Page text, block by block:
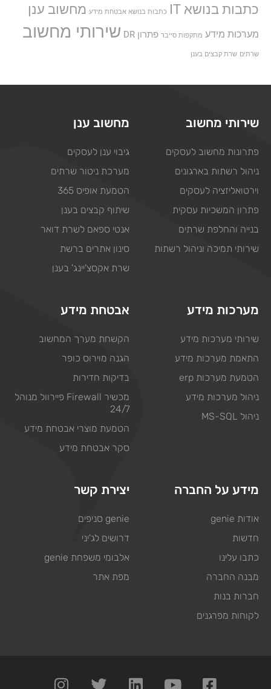
כתבות בנושא IT כתבות בנושא אבטחת מידע מחשוב ענן
מערכות מידע מתקפות סייבר פתרון DR שירותי מחשוב
שרתים שרת קבצים בענן
שירותי מחשוב
פתרונות מחשוב לעסקים
ניהול רשתות בארגונים
וירטואליזציה לעסקים
פתרון המשכיות עסקית
בנייה והחלפת שרתים
שירותי תמיכה וניהול רשתות
מחשוב ענן
גיבוי ענן לעסקים
מערכת ניטור שרתים
הטמעת אופיס 365
שיתוף קבצים בענן
אנטי ספאם לשרת דואר
סינון אתרים ברשת
שרת אקסצ'יינג' בענן
מערכות מידע
שירותי מערכות מידע
התאמת מערכות מידע
הטמעת מערכות erp
ניהול מערכות מידע
ניהול MS-SQL
אבטחת מידע
הקשחת מערך המחשוב
הגנה מוירוס כופר
בדיקות חדירות
מכשיר Firewall פיירוול מנוהל
24/7
הטמעת מוצרי אבטחת מידע
סקר אבטחת מידע
מידע על החברה
אודות genie
חדשות
כתבו עלינו
מבנה החברה
חברות בנות
לקוחות מפרגנים
יצירת קשר
genie סניפים
דרושים לג'יני
אלבומי משפחת genie
מפת אתר